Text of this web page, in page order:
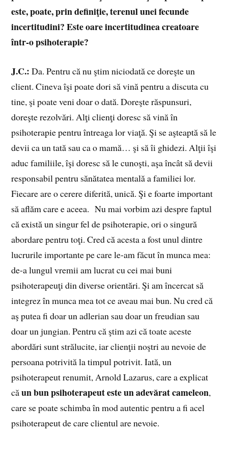
este, poate, prin definiţie, terenul unei fecunde
incertitudini? Este oare incertitudinea creatoare
într-o psihoterapie?
J.C.: Da. Pentru că nu ştim niciodată ce doreşte un
client. Cineva îşi poate dori să vină pentru a discuta cu
tine, şi poate veni doar o dată. Doreşte răspunsuri,
doreşte rezolvări. Alţi clienţi doresc să vină în
psihoterapie pentru întreaga lor viaţă. Şi se aşteaptă să le
devii ca un tată sau ca o mamă… şi să îi ghidezi. Alţii îşi
aduc familiile, îşi doresc să le cunoşti, aşa încât să devii
responsabil pentru sănătatea mentală a familiei lor.
Fiecare are o cerere diferită, unică. Şi e foarte important
să aflăm care e aceea. Nu mai vorbim azi despre faptul
că există un singur fel de psihoterapie, ori o singură
abordare pentru toţi. Cred că acesta a fost unul dintre
lucrurile importante pe care le-am făcut în munca mea:
de-a lungul vremii am lucrat cu cei mai buni
psihoterapeuţi din diverse orientări. Şi am încercat să
integrez în munca mea tot ce aveau mai bun. Nu cred că
aş putea fi doar un adlerian sau doar un freudian sau
doar un jungian. Pentru că ştim azi că toate aceste
abordări sunt strălucite, iar clienţii noştri au nevoie de
persoana potrivită la timpul potrivit. Iată, un
psihoterapeut renumit, Arnold Lazarus, care a explicat
căun bun psihoterapeut este un adevărat cameleon,
care se poate schimba în mod autentic pentru a fi acel
psihoterapeut de care clientul are nevoie.